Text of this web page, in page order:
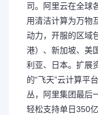
司。阿里云在全球
用清洁计算为万物
动力，开服的区域
港）、新加坡、美
利亚、日本。扩展
的“飞天”云计算平
丛，阿里集团最后
轻松支持单日350